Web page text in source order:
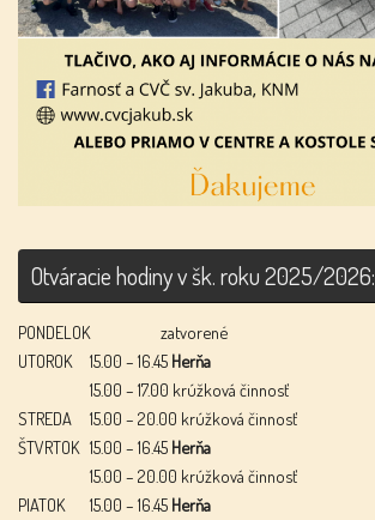
Otváracie hodiny v šk. roku 2025/2026:
PONDELOK
zatvorené
UTOROK
15.00 – 16.45 Herňa
15.00 – 17.00 krúžková činnosť
STREDA
15.00 – 20.00 krúžková činnosť
ŠTVRTOK 15.00 – 16.45 Herňa
15.00 – 20.00 krúžková činnosť
PIATOK
15.00 – 16.45 Herňa